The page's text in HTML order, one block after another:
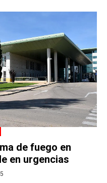
de fuego en
en urgencias